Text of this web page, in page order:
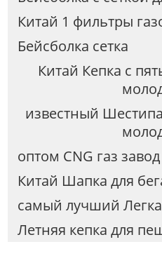
Китай 1 фильтры
Бейсболка сетка
Китай Кепка с
известный
оптом CNG газ завод
Китай Шапка для
самый лучший
Летняя кепка для